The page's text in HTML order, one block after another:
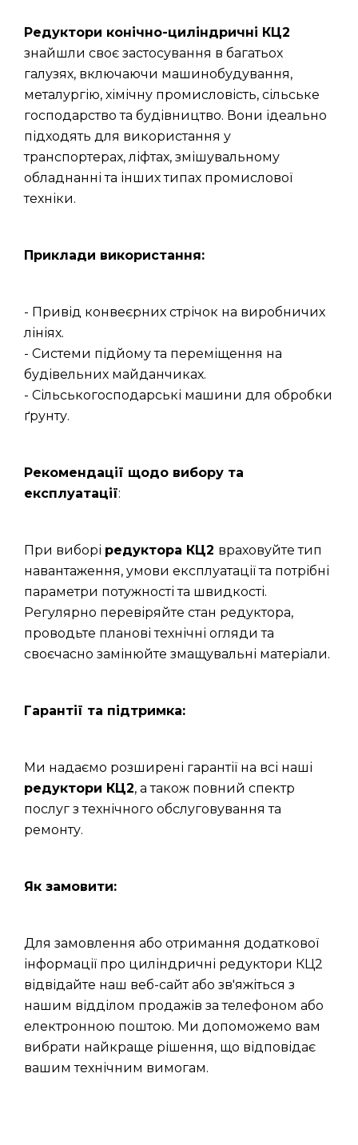
Редуктори конічно-циліндричні КЦ2
знайшли своє застосування в багатьох
галузях, включаючи машинобудування,
металургію, хімічну промисловість, сільське
господарство та будівництво. Вони ідеально
підходять для використання у
транспортерах, ліфтах, змішувальному
обладнанні та інших типах промислової
техніки.
Приклади використання:
- Привід конвеєрних стрічок на виробничих
лініях.
- Системи підйому та переміщення на
будівельних майданчиках.
- Сільськогосподарські машини для обробки
ґрунту.
Рекомендації щодо вибору та
експлуатації:
При виборі редуктора КЦ2 враховуйте тип
навантаження, умови експлуатації та потрібні
параметри потужності та швидкості.
Регулярно перевіряйте стан редуктора,
проводьте планові технічні огляди та
своєчасно замінюйте змащувальні матеріали.
Гарантії та підтримка:
Ми надаємо розширені гарантії на всі наші
редуктори КЦ2, а також повний спектр
послуг з технічного обслуговування та
ремонту.
Як замовити:
Для замовлення або отримання додаткової
інформації про циліндричні редуктори КЦ2
відвідайте наш веб-сайт або зв'яжіться з
нашим відділом продажів за телефоном або
електронною поштою. Ми допоможемо вам
вибрати найкраще рішення, що відповідає
вашим технічним вимогам.